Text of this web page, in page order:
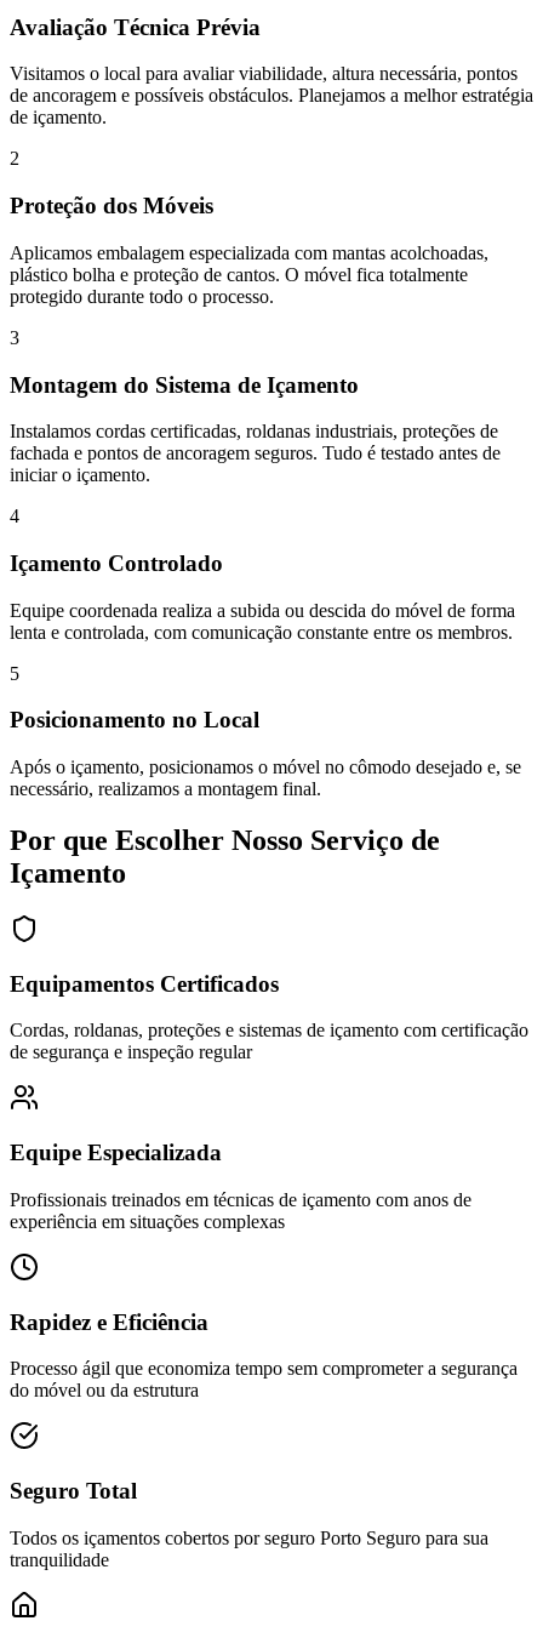
Avaliação Técnica Prévia
Visitamos o local para avaliar viabilidade, altura necessária, pontos
de ancoragem e possíveis obstáculos. Planejamos a melhor estratégia
de içamento.
2
Proteção dos Móveis
Aplicamos embalagem especializada com mantas acolchoadas,
plástico bolha e proteção de cantos. O móvel fica totalmente
protegido durante todo o processo.
3
Montagem do Sistema de Içamento
Instalamos cordas certificadas, roldanas industriais, proteções de
fachada e pontos de ancoragem seguros. Tudo é testado antes de
iniciar o içamento.
4
Içamento Controlado
Equipe coordenada realiza a subida ou descida do móvel de forma
lenta e controlada, com comunicação constante entre os membros.
5
Posicionamento no Local
Após o içamento, posicionamos o móvel no cômodo desejado e, se
necessário, realizamos a montagem final.
Por que Escolher Nosso Serviço de
Içamento
Equipamentos Certificados
Cordas, roldanas, proteções e sistemas de içamento com certificação
de segurança e inspeção regular
Equipe Especializada
Profissionais treinados em técnicas de içamento com anos de
experiência em situações complexas
Rapidez e Eficiência
Processo ágil que economiza tempo sem comprometer a segurança
do móvel ou da estrutura
Seguro Total
Todos os içamentos cobertos por seguro Porto Seguro para sua
tranquilidade